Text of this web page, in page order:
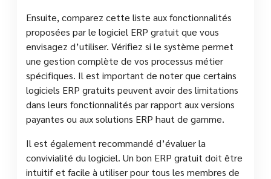
Ensuite, comparez cette liste aux fonctionnalités
proposées par le logiciel ERP gratuit que vous
envisagez d’utiliser. Vérifiez si le système permet
une gestion complète de vos processus métier
spécifiques. Il est important de noter que certains
logiciels ERP gratuits peuvent avoir des limitations
dans leurs fonctionnalités par rapport aux versions
payantes ou aux solutions ERP haut de gamme.
Il est également recommandé d’évaluer la
convivialité du logiciel. Un bon ERP gratuit doit être
intuitif et facile à utiliser pour tous les membres de